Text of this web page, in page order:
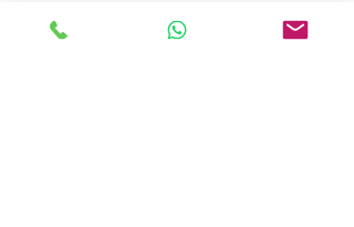
permite ao clínico geral proporcionar